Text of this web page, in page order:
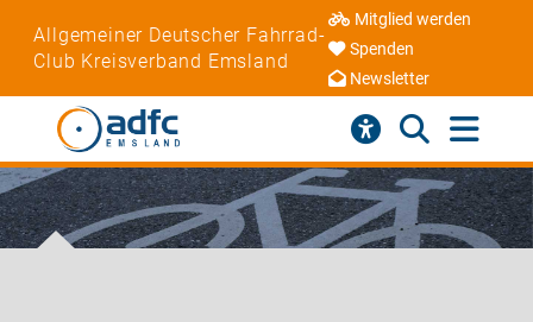
Allgemeiner Deutscher Fahrrad-
Club Kreisverband Emsland
Mitglied werden
Spenden
Newsletter